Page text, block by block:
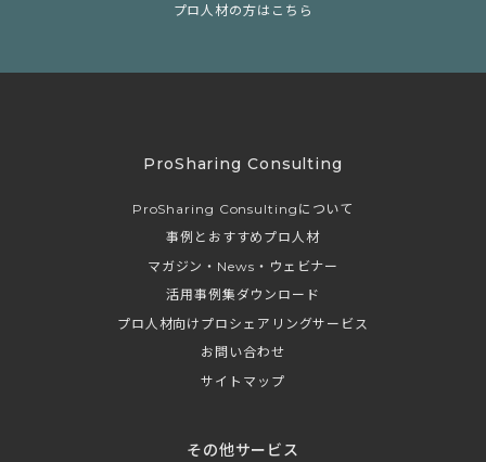
プロ人材の方はこちら
ProSharing Consulting
ProSharing Consultingについて
事例とおすすめプロ人材
マガジン・News・ウェビナー
活用事例集ダウンロード
プロ人材向けプロシェアリングサービス
お問い合わせ
サイトマップ
その他サービス